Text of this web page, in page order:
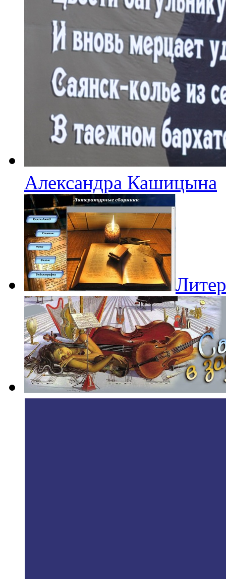
Александра Кашицына